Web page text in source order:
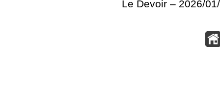
Le Devoir – 2026/